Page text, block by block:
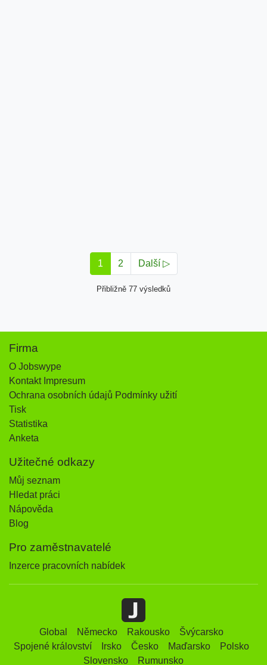
1 2 Další ▷
Přibližně 77 výsledků
Firma
O Jobswype
Kontakt Impresum
Ochrana osobních údajů Podmínky užití
Tisk
Statistika
Anketa
Užitečné odkazy
Můj seznam
Hledat práci
Nápověda
Blog
Pro zaměstnavatelé
Inzerce pracovních nabídek
Global Německo Rakousko
Švýcarsko
Spojené království
Irsko Česko Maďarsko
Polsko
Slovensko
Rumunsko